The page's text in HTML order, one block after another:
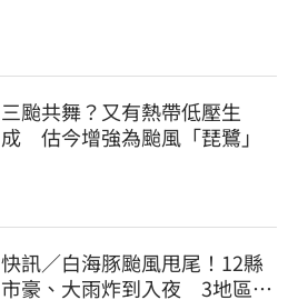
三颱共舞？又有熱帶低壓生
成 估今增強為颱風「琵鷺」
快訊／白海豚颱風甩尾！12縣
市豪、大雨炸到入夜 3地區有